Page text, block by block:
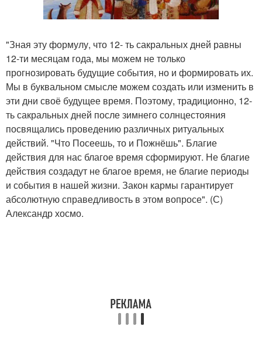
"Зная эту формулу, что 12- ть сакральных дней равны
12-ти месяцам года, мы можем не только
прогнозировать будущие события, но и формировать их.
Мы в буквальном смысле можем создать или изменить в
эти дни своё будущее время. Поэтому, традиционно, 12-
ть сакральных дней после зимнего солнцестояния
посвящались проведению различных ритуальных
действий. "Что Посеешь, то и Пожнёшь". Благие
действия для нас благое время сформируют. Не благие
действия создадут не благое время, не благие периоды
и события в нашей жизни. Закон кармы гарантирует
абсолютную справедливость в этом вопросе". (С)
Александр хосмо.